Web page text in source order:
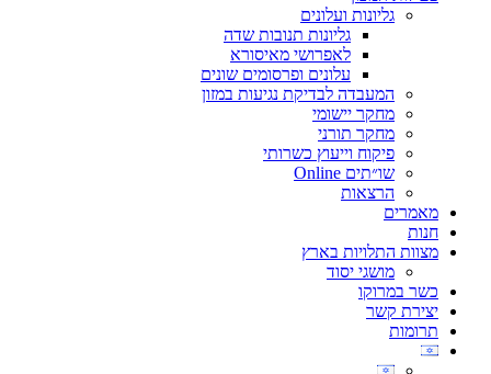
גליונות ועלונים
גליונות תנובות שדה
לאפרושי מאיסורא
עלונים ופרסומים שונים
המעבדה לבדיקת נגיעות במזון
מחקר יישומי
מחקר תורני
פיקוח וייעוץ כשרותי
שו״תים Online
הרצאות
מאמרים
חנות
מצוות התלויות בארץ
מושגי יסוד
כשר במרוקו
יצירת קשר
תרומות